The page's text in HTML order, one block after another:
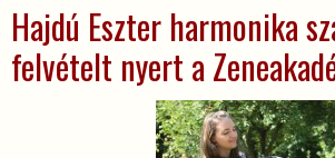
Hajdú Eszter harmonika
felvételt nyert a